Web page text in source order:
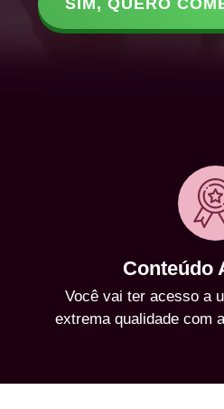
SIM, QUERO
Conteúdo
Você vai ter acesso a
extrema qualidade com